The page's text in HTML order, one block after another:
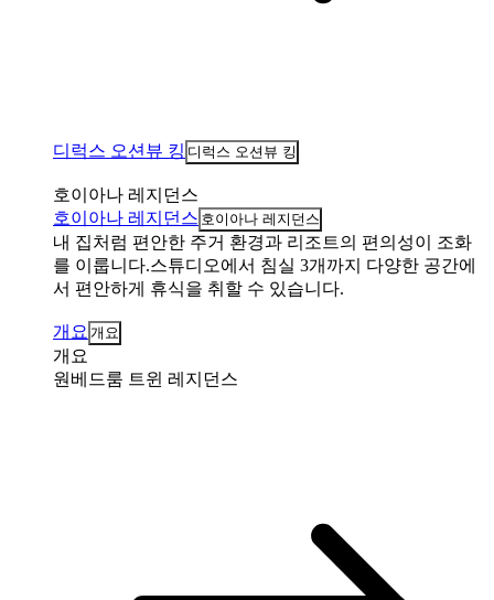
디럭스 오션뷰 킹 디럭스 오션뷰 킹
호이아나 레지던스
호이아나 레지던스 호이아나 레지던스
내 집처럼 편안한 주거 환경과 리조트의 편의성이 조화
를 이룹니다.스튜디오에서 침실 3개까지 다양한 공간에
서 편안하게 휴식을 취할 수 있습니다.
개요 개요
개요
원베드룸 트윈 레지던스